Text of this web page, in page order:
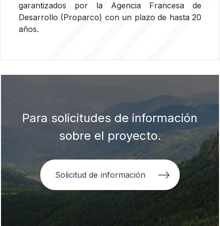
garantizados por la Agencia Francesa de
Desarrollo (Proparco) con un plazo de hasta 20
años.
Para solicitudes de información
sobre el proyecto.
Solicitud de información